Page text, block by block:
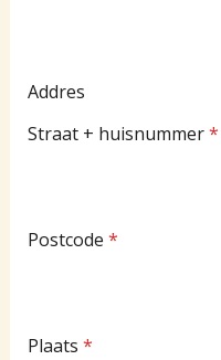
Addres
Straat + huisnummer*
Postcode *
Plaats *